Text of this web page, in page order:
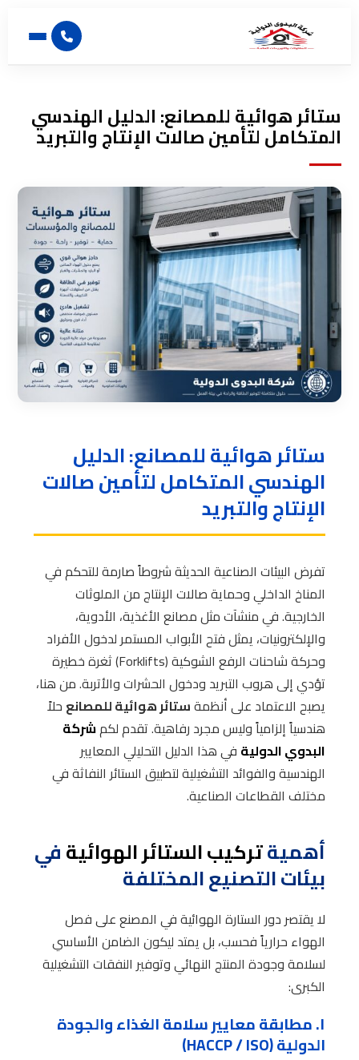
ستائر هوائية للمصانع: الدليل الهندسي
المتكامل لتأمين صالات الإنتاج والتبريد
ستائر هوائية للمصانع: الدليل
الهندسي المتكامل لتأمين صالات
الإنتاج والتبريد
تفرض البيئات الصناعية الحديثة شروطاً صارمة للتحكم في
المناخ الداخلي وحماية صالات الإنتاج من الملوثات
الخارجية. في منشآت مثل مصانع الأغذية، الأدوية،
والإلكترونيات، يمثل فتح الأبواب المستمر لدخول الأفراد
وحركة شاحنات الرفع الشوكية (Forklifts) ثغرة خطيرة
تؤدي إلى هروب التبريد ودخول الحشرات والأتربة. من هنا،
يصبح الاعتماد على أنظمةستائر هوائية للمصانع حلاً
هندسياً إلزامياً وليس مجرد رفاهية. تقدم لكمشركة
البدوي الدولية في هذا الدليل التحليلي المعايير
الهندسية والفوائد التشغيلية لتطبيق الستائر النفاثة في
مختلف القطاعات الصناعية.
أهميةتركيب الستائر الهوائيةفي
بيئات التصنيع المختلفة
لا يقتصر دور الستارة الهوائية في المصنع على فصل
الهواء حرارياً فحسب، بل يمتد ليكون الضامن الأساسي
لسلامة وجودة المنتج النهائي وتوفير النفقات التشغيلية
الكبرى:
١. مطابقة معايير سلامة الغذاء والجودة
الدولية (HACCP / ISO)